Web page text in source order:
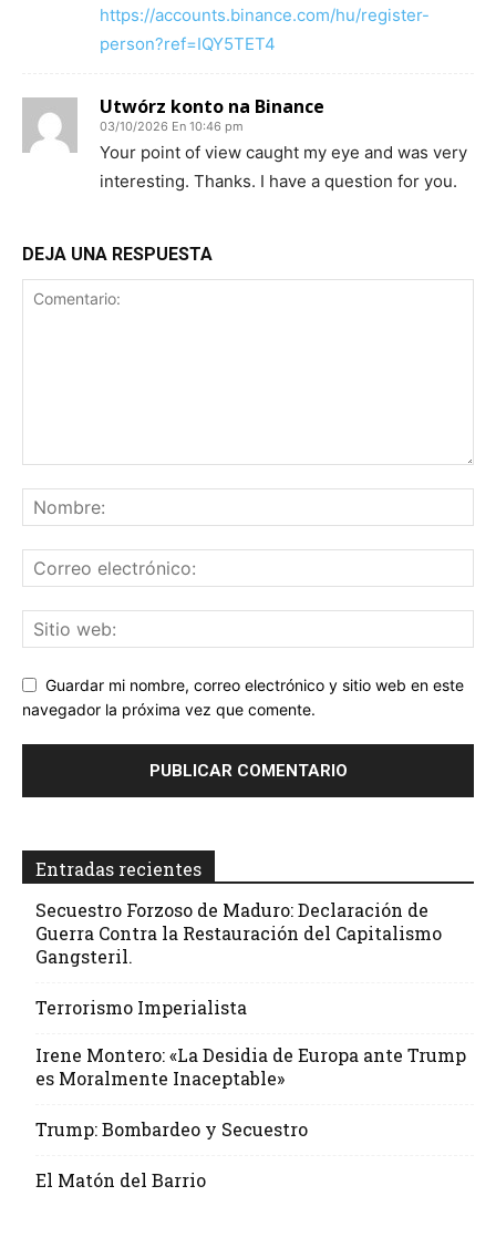
https://accounts.binance.com/hu/register-
person?ref=IQY5TET4
Utwórz konto na Binance
03/10/2026 En 10:46 pm
Your point of view caught my eye and was very
interesting. Thanks. I have a question for you.
DEJA UNA RESPUESTA
Guardar mi nombre, correo electrónico y sitio web en este
navegador la próxima vez que comente.
Entradas recientes
Secuestro Forzoso de Maduro: Declaración de
Guerra Contra la Restauración del Capitalismo
Gangsteril.
Terrorismo Imperialista
Irene Montero: «La Desidia de Europa ante Trump
es Moralmente Inaceptable»
Trump: Bombardeo y Secuestro
El Matón del Barrio